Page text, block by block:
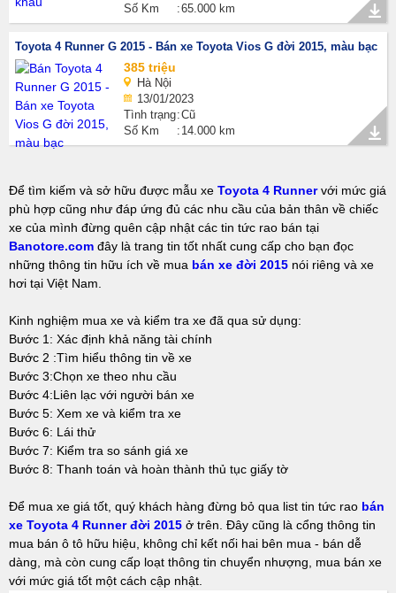
Số Km
65.000 km
Toyota 4 Runner G 2015 - Bán xe Toyota Vios G đời 2015, màu bạc
385 triệu
Hà Nội
13/01/2023
Tình trạng Cũ
Số Km
14.000 km
Để tìm kiếm và sở hữu được mẫu xe Toyota 4 Runnervới mức giá
phù hợp cũng như đáp ứng đủ các nhu cầu của bản thân về chiếc
xe của mình đừng quên cập nhật các tin tức rao bán tại
Banotore.com đây là trang tin tốt nhất cung cấp cho bạn đọc
những thông tin hữu ích về mua bán xe đời 2015 nói riêng và xe
hơi tại Việt Nam.
Kinh nghiệm mua xe và kiểm tra xe đã qua sử dụng:
Bước 1: Xác định khả năng tài chính
Bước 2 :Tìm hiểu thông tin về xe
Bước 3:Chọn xe theo nhu cầu
Bước 4:Liên lạc với người bán xe
Bước 5: Xem xe và kiểm tra xe
Bước 6: Lái thử
Bước 7: Kiểm tra so sánh giá xe
Bước 8: Thanh toán và hoàn thành thủ tục giấy tờ
Để mua xe giá tốt, quý khách hàng đừng bỏ qua list tin tức rao bán
xe Toyota 4 Runner đời 2015 ở trên. Đây cũng là cổng thông tin
mua bán ô tô hữu hiệu, không chỉ kết nối hai bên mua - bán dễ
dàng, mà còn cung cấp loạt thông tin chuyển nhượng, mua bán xe
với mức giá tốt một cách cập nhật.